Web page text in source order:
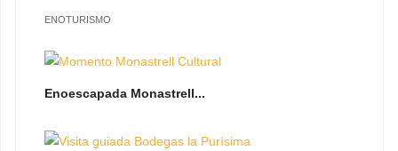
ENOTURISMO
Enoescapada Monastrell...